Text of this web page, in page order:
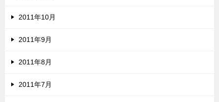
2011年10月
2011年9月
2011年8月
2011年7月